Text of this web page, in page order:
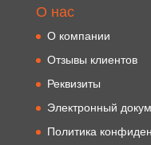
О нас
О компании
Отзывы клиентов
Реквизиты
Электронный
Политика